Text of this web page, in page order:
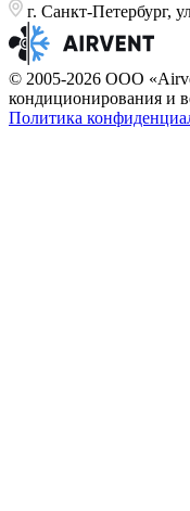
г. Санкт-Петербург,
© 2005-2026 ООО
кондиционирования и
Политика